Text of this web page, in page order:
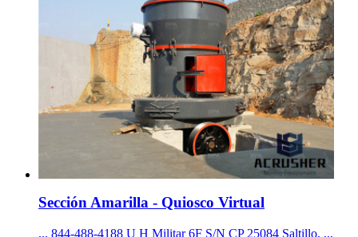
Sección Amarilla - Quiosco Virtual
... 844-488-4188 U H Militar 6F S/N CP 25084 Saltillo, ...